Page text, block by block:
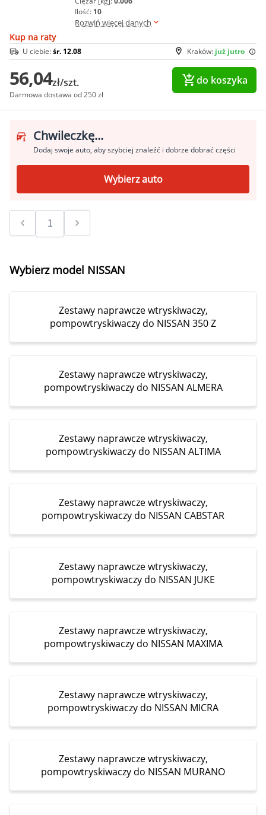
Ilość: 10
Rozwiń więcej danych
Kup na raty
Kraków: już jutro
U ciebie:śr. 12.08
56,04zł/szt.
Darmowa dostawa od 250 zł
do koszyka
Chwileczkę...
Dodaj swoje auto, aby szybciej znaleźć i dobrze dobrać części
Wybierz auto
Wybierz model NISSAN
Zestawy naprawcze wtryskiwaczy,
pompowtryskiwaczy do NISSAN 350 Z
Zestawy naprawcze wtryskiwaczy,
pompowtryskiwaczy do NISSAN ALMERA
Zestawy naprawcze wtryskiwaczy,
pompowtryskiwaczy do NISSAN ALTIMA
Zestawy naprawcze wtryskiwaczy,
pompowtryskiwaczy do NISSAN CABSTAR
Zestawy naprawcze wtryskiwaczy,
pompowtryskiwaczy do NISSAN JUKE
Zestawy naprawcze wtryskiwaczy,
pompowtryskiwaczy do NISSAN MAXIMA
Zestawy naprawcze wtryskiwaczy,
pompowtryskiwaczy do NISSAN MICRA
Zestawy naprawcze wtryskiwaczy,
pompowtryskiwaczy do NISSAN MURANO